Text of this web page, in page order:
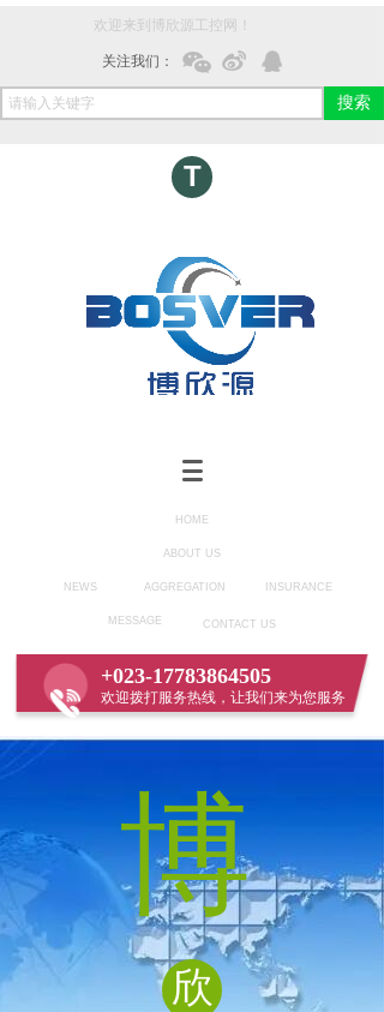
AGGREGATION INSURANCE
CONTACT US
MESSAGE
HOME
T
ABOUT US
关注我们：
欢迎来到博欣源工控网！
搜索
NEWS
+023-17783864505
欢迎拨打服务热线，让我们来为您服务
博
欣